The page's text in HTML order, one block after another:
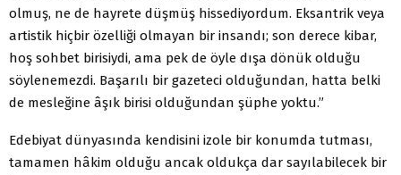
olmuş, ne de hayrete düşmüş hissediyordum. Eksantrik veya
artistik hiçbir özelliği olmayan bir insandı; son derece kibar,
hoş sohbet birisiydi, ama pek de öyle dışa dönük olduğu
söylenemezdi. Başarılı bir gazeteci olduğundan, hatta belki
de mesleğine âşık birisi olduğundan şüphe yoktu.”
Edebiyat dünyasında kendisini izole bir konumda tutması,
tamamen hâkim olduğu ancak oldukça dar sayılabilecek bir